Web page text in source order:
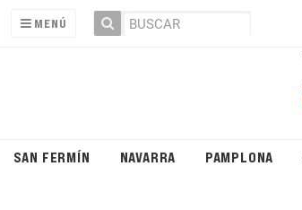
MENÚ
SAN FERMÍN NAVARRA PAMPLONA